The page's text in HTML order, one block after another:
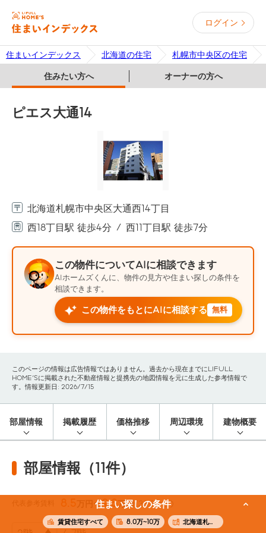
ログイン
住まいインデックス 北海道の住宅 札幌市中央区の住宅
住みたい方へ オーナーの方へ
住まい探しの条件
賃貸住宅すべて 8.0万~10万 北海道札幌市中央区
ピエス大通14
北海道札幌市中央区大通西14丁目
西18丁目駅 徒歩4分
西11丁目駅 徒歩7分
この物件についてAIに相談できます
AIホームズくんに、物件の見方や住まい探しの条件を
相談できます。
この物件をもとにAIに相談する 無料
このページの情報は広告情報ではありません。過去から現在までにLIFULL
HOME'Sに掲載された不動産情報と提携先の地図情報を元に生成した参考情報で
す。情報更新日: 2026/7/15
部屋情報 掲載履歴 価格推移 周辺環境 建物概要
部屋情報（11件）
8.5 万円〜9.8万円(38.87m²)